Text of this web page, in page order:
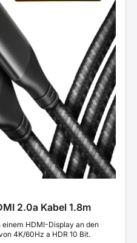
2.0a Kabel 1.8m
HDMI-Display an den
4K/60Hz a HDR 10 Bit.